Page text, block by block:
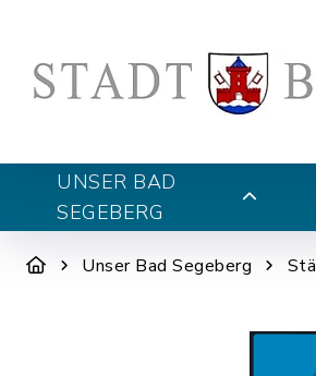
UNSER BAD
SEGEBERG
Unser Bad Segeberg